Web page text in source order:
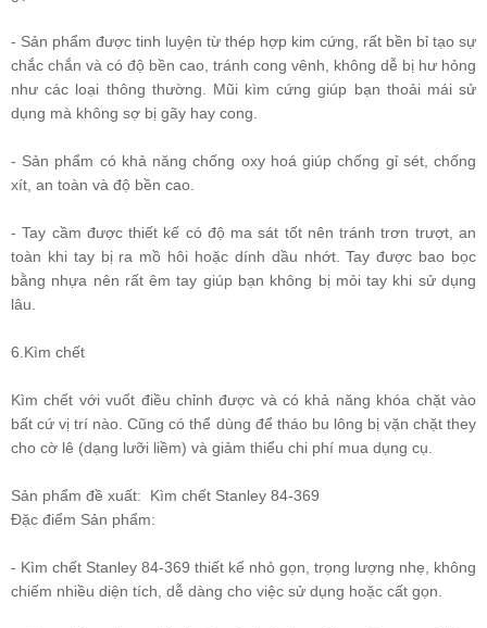
- Sản phẩm được tinh luyện từ thép hợp kim cứng, rất bền bỉ tạo sự
chắc chắn và có độ bền cao, tránh cong vênh, không dễ bị hư hỏng
như các loại thông thường. Mũi kìm cứng giúp bạn thoải mái sử
dụng mà không sợ bị gãy hay cong.
- Sản phẩm có khả năng chống oxy hoá giúp chống gỉ sét, chống
xít, an toàn và độ bền cao.
- Tay cầm được thiết kế có độ ma sát tốt nên tránh trơn trượt, an
toàn khi tay bị ra mồ hôi hoặc dính dầu nhớt. Tay được bao bọc
bằng nhựa nên rất êm tay giúp bạn không bị mỏi tay khi sử dụng
lâu.
6.Kìm chết
Kìm chết với vuốt điều chỉnh được và có khả năng khóa chặt vào
bất cứ vị trí nào. Cũng có thể dùng để tháo bu lông bị vặn chặt they
cho cờ lê (dạng lưỡi liềm) và giảm thiểu chi phí mua dụng cụ.
Sản phẩm đề xuất:
Kìm chết Stanley 84-369
Đặc điểm Sản phẩm:
- Kìm chết Stanley 84-369 thiết kế nhỏ gọn, trọng lượng nhẹ, không
chiếm nhiều diện tích, dễ dàng cho việc sử dụng hoặc cất gọn.